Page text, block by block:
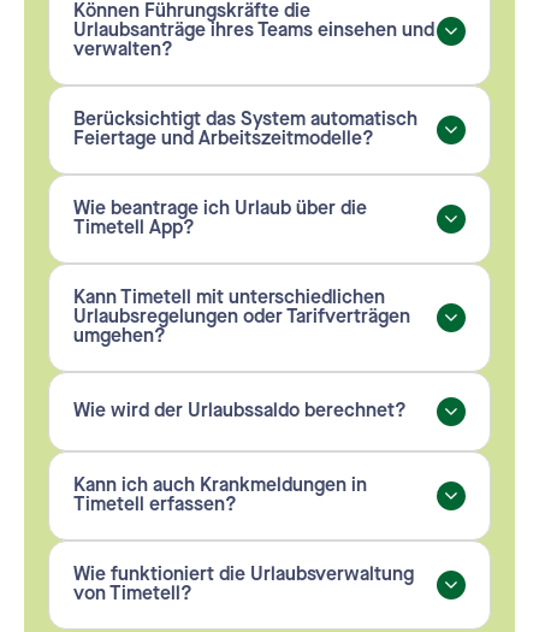
Können Führungskräfte die
Urlaubsanträge ihres Teams einsehen und
verwalten?
Berücksichtigt das System automatisch
Feiertage und Arbeitszeitmodelle?
Wie beantrage ich Urlaub über die
Timetell App?
Kann Timetell mit unterschiedlichen
Urlaubsregelungen oder Tarifverträgen
umgehen?
Wie wird der Urlaubssaldo berechnet?
Kann ich auch Krankmeldungen in
Timetell erfassen?
Wie funktioniert die Urlaubsverwaltung
von Timetell?